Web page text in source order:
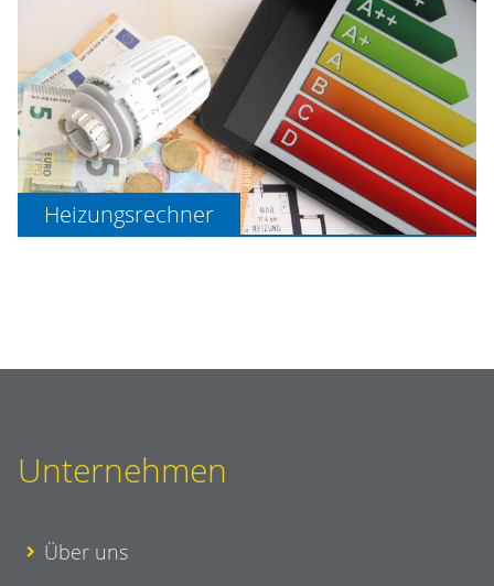
Heizungsrechner
Unternehmen
Über uns